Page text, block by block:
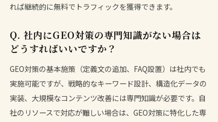
れば継続的に無料でトラフィックを獲得できます。
Q. 社内にGEO対策の専門知識がない場合は
どうすればいいですか？
GEO対策の基本施策（定義文の追加、FAQ設置）は社内でも
実施可能ですが、戦略的なキーワード設計、構造化データの
実装、大規模なコンテンツ改善には専門知識が必要です。自
社のリソースで対応が難しい場合は、GEO対策に特化した専